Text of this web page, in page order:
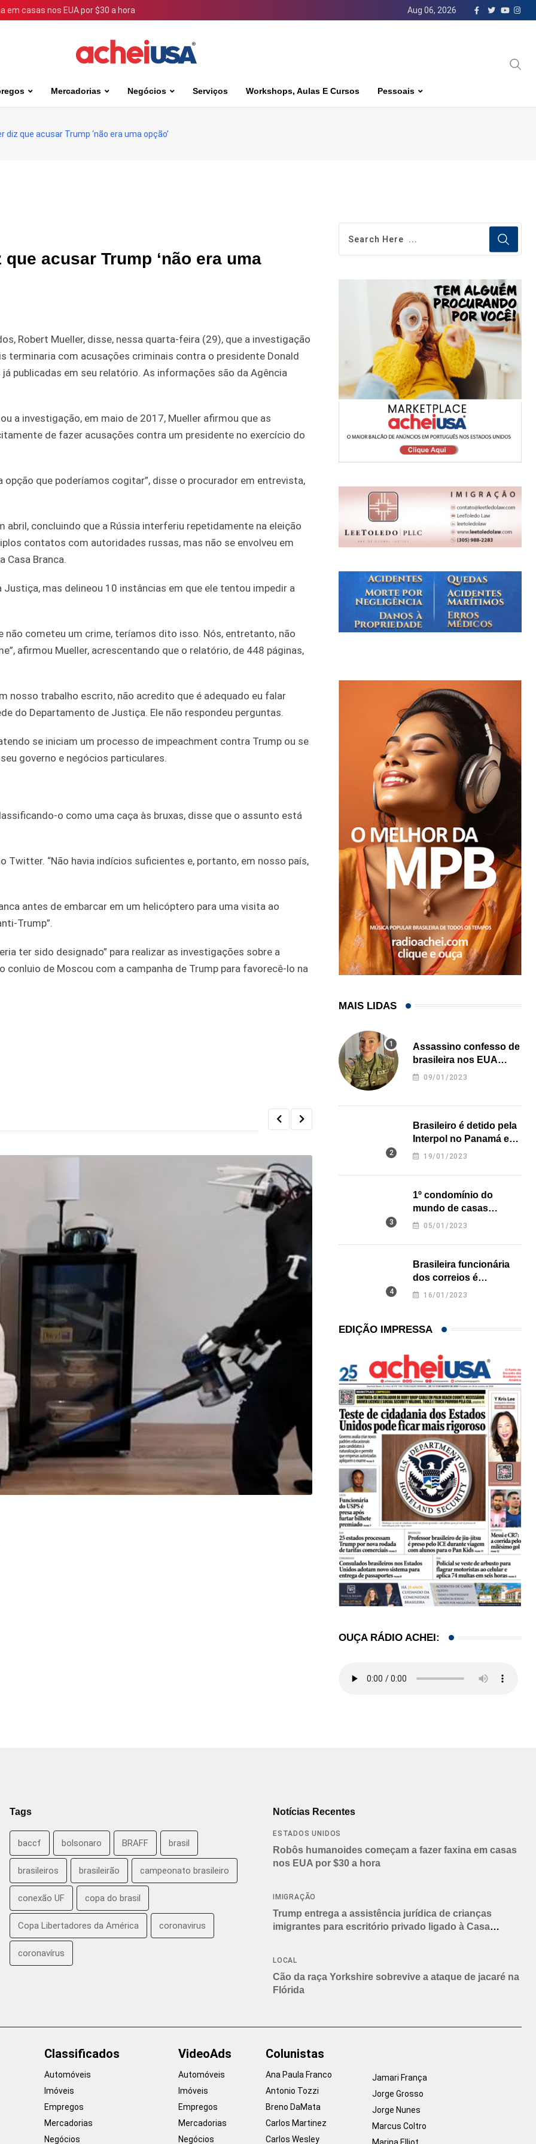
casas nos EUA por $30 a hora Aug 06, 2026
Mercadorias Negócios Serviços Workshops, Aulas E Cursos Pessoais
diz que acusar Trump ‘não era uma opção’
acusar Trump ‘não era uma
Robert Mueller, disse, nessa quarta-feira (29), que a investigação
terminaria com acusações criminais contra o presidente Donald
publicadas em seu relatório. As informações são da Agência
a investigação, em maio de 2017, Mueller afirmou que as
de fazer acusações contra um presidente no exercício do
opção que poderíamos cogitar”, disse o procurador em entrevista,
concluindo que a Rússia interferiu repetidamente na eleição
contatos com autoridades russas, mas não se envolveu em
Casa Branca.
mas delineou 10 instâncias em que ele tentou impedir a
não cometeu um crime, teríamos dito isso. Nós, entretanto, não
afirmou Mueller, acrescentando que o relatório, de 448 páginas,
nosso trabalho escrito, não acredito que é adequado eu falar
do Departamento de Justiça. Ele não respondeu perguntas.
se iniciam um processo de impeachment contra Trump ou se
governo e negócios particulares.
o como uma caça às bruxas, disse que o assunto está
Twitter. “Não havia indícios suficientes e, portanto, em nosso país,
antes de embarcar em um helicóptero para uma visita ao
Trump”.
ter sido designado” para realizar as investigações sobre a
de Moscou com a campanha de Trump para favorecê-lo na
ESTADOS UNIDOS ,IMIGRAÇÃO,
Criminosos usam falsas vagas de emprego para
06/08/2026
MAIS LIDAS
Assassino confesso de
brasileira nos EUA
revela onde deixou o
09/01/2023
Brasileiro é detido pela
Interpol no Panamá e
pode pegar prisão
19/01/2023
1º condomínio do
mundo de casas
impressas em 3D é
05/01/2023
Brasileira funcionária
dos correios é
assassinada a facadas
16/01/2023
EDIÇÃO IMPRESSA
OUÇA RÁDIO ACHEI:
Tags
baccf bolsonaro BRAFF brasil
brasileiros brasileirão campeonato brasileiro
conexão UF copa do brasil
Copa Libertadores da América coronavirus
coronavírus
Notícias Recentes
ESTADOS UNIDOS
Robôs humanoides começam a fazer faxina em casas
nos EUA por $30 a hora
IMIGRAÇÃO
Trump entrega a assistência jurídica de crianças
imigrantes para escritório privado ligado à Casa
LOCAL
Cão da raça Yorkshire sobrevive a ataque de jacaré na
Flórida
Classificados
Automóveis
Imóveis
Empregos
Mercadorias
Negócios
VideoAds
Automóveis
Imóveis
Empregos
Mercadorias
Negócios
Colunistas
Ana Paula Franco
Antonio Tozzi
Breno DaMata
Carlos Martinez
Carlos Wesley
Jamari França
Jorge Grosso
Jorge Nunes
Marcus Coltro